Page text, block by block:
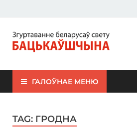
ЗБС "Бацькаўшчына"
ГАЛОЎНАЕ МЕНЮ
TAG: ГРОДНА